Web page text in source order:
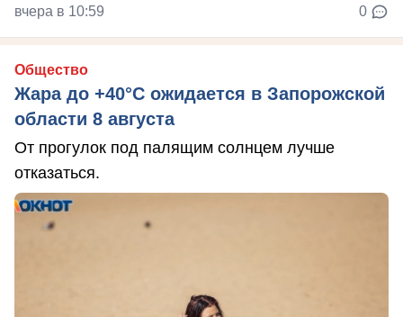
вчера в 10:59 0
Общество
Жара до +40°С ожидается в Запорожской
области 8 августа
От прогулок под палящим солнцем лучше
отказаться.